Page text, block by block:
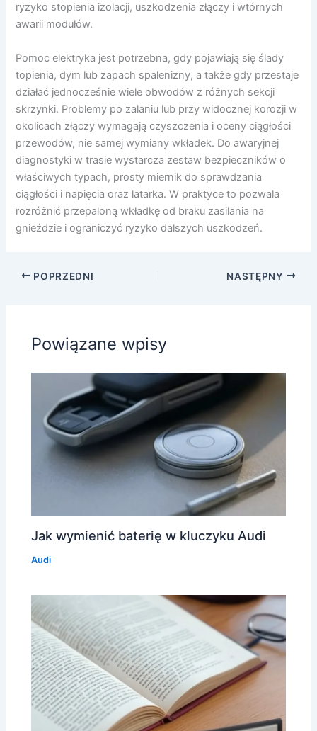
ryzyko stopienia izolacji, uszkodzenia złączy i wtórnych
awarii modułów.
Pomoc elektryka jest potrzebna, gdy pojawiają się ślady
topienia, dym lub zapach spalenizny, a także gdy przestaje
działać jednocześnie wiele obwodów z różnych sekcji
skrzynki. Problemy po zalaniu lub przy widocznej korozji w
okolicach złączy wymagają czyszczenia i oceny ciągłości
przewodów, nie samej wymiany wkładek. Do awaryjnej
diagnostyki w trasie wystarcza zestaw bezpieczników o
właściwych typach, prosty miernik do sprawdzania
ciągłości i napięcia oraz latarka. W praktyce to pozwala
rozróżnić przepaloną wkładkę od braku zasilania na
gnieździe i ograniczyć ryzyko dalszych uszkodzeń.
POPRZEDNI NASTĘPNY
Powiązane wpisy
Jak wymienić baterię w kluczyku Audi
Audi